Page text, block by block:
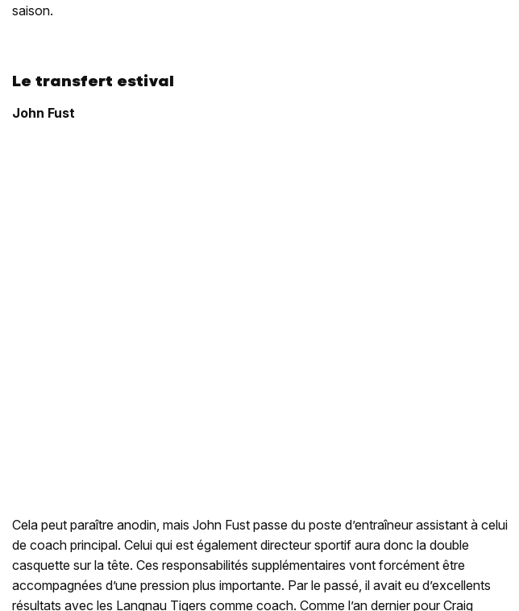
saison.
Le transfert estival
John Fust
Cela peut paraître anodin, mais John Fust passe du poste d’entraîneur assistant à celui
de coach principal. Celui qui est également directeur sportif aura donc la double
casquette sur la tête. Ces responsabilités supplémentaires vont forcément être
accompagnées d’une pression plus importante. Par le passé, il avait eu d’excellents
résultats avec les Langnau Tigers comme coach. Comme l’an dernier pour Craig